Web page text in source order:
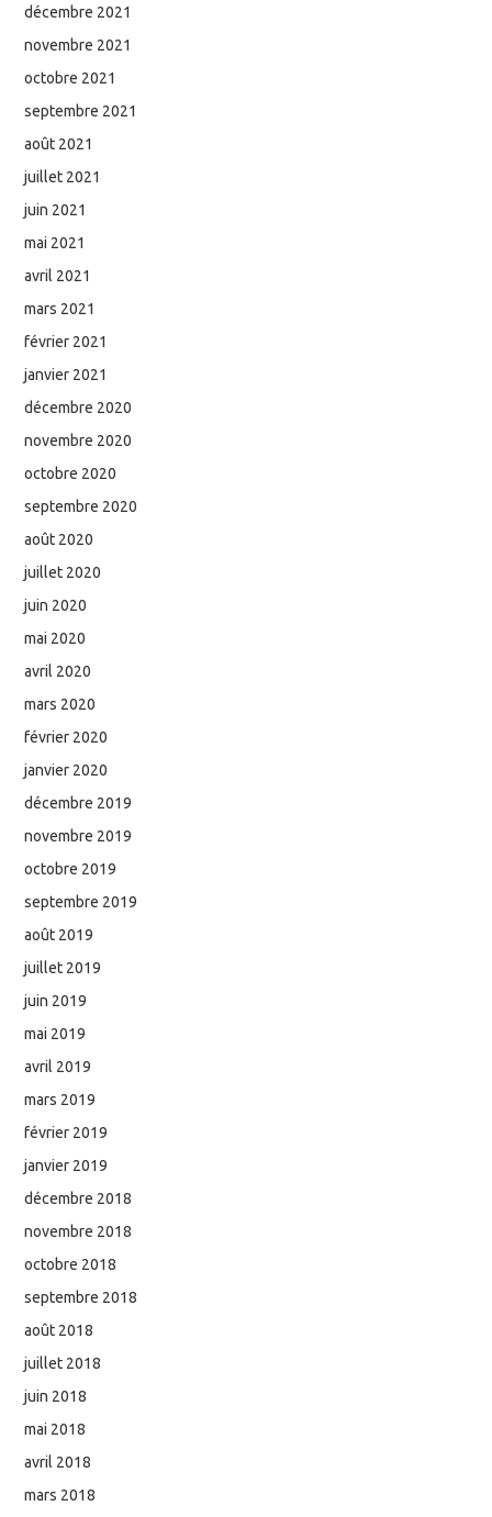
décembre 2021
novembre 2021
octobre 2021
septembre 2021
août 2021
juillet 2021
juin 2021
mai 2021
avril 2021
mars 2021
février 2021
janvier 2021
décembre 2020
novembre 2020
octobre 2020
septembre 2020
août 2020
juillet 2020
juin 2020
mai 2020
avril 2020
mars 2020
février 2020
janvier 2020
décembre 2019
novembre 2019
octobre 2019
septembre 2019
août 2019
juillet 2019
juin 2019
mai 2019
avril 2019
mars 2019
février 2019
janvier 2019
décembre 2018
novembre 2018
octobre 2018
septembre 2018
août 2018
juillet 2018
juin 2018
mai 2018
avril 2018
mars 2018